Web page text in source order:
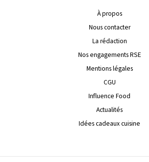
À propos
Nous contacter
La rédaction
Nos engagements RSE
Mentions légales
CGU
Influence Food
Actualités
Idées cadeaux cuisine